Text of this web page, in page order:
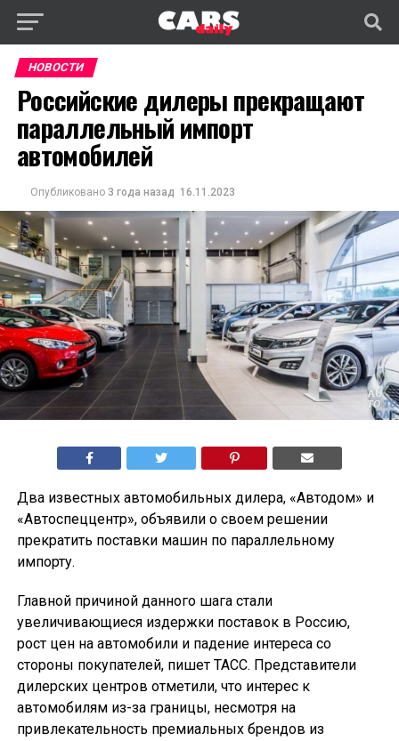
НОВОСТИ
Российские дилеры прекращают
параллельный импорт
автомобилей
Опубликовано 3 года назад 16.11.2023
Два известных автомобильных дилера, «Автодом» и
«Автоспеццентр», объявили о своем решении
прекратить поставки машин по параллельному
импорту.
Главной причиной данного шага стали
увеличивающиеся издержки поставок в Россию,
рост цен на автомобили и падение интереса со
стороны покупателей, пишет ТАСС. Представители
дилерских центров отметили, что интерес к
автомобилям из-за границы, несмотря на
привлекательность премиальных брендов из